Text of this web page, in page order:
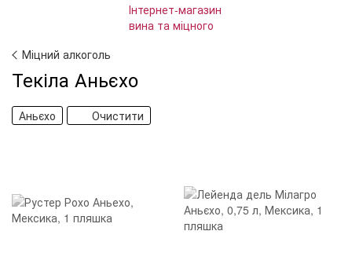
Міцний алкоголь
Текіла Аньєхо
Аньєхо Очистити